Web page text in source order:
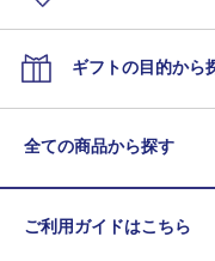
ギフトの目的から
全ての商品から探す
ご利用ガイドはこちら